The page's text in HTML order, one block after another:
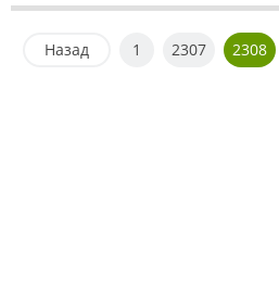
Назад 1 2307 2308